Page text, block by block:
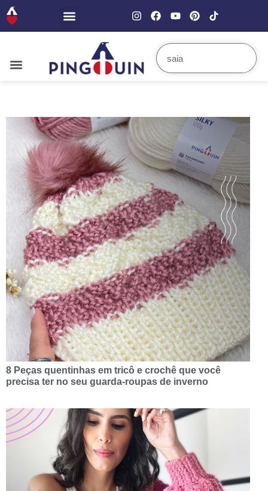
8 Peças quentinhas em tricô e crochê que você
precisa ter no seu guarda-roupas de inverno